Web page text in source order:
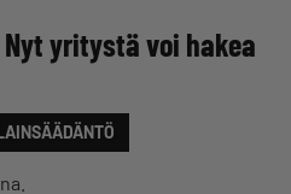
yritystä voi hakea